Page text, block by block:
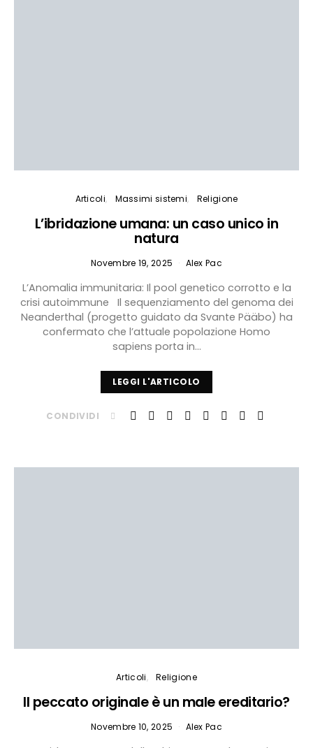
Articoli Massimi sistemi Religione
L’ibridazione umana: un caso unico in
natura
Novembre 19, 2025 Alex Pac
L’Anomalia immunitaria: Il pool genetico corrotto e la
crisi autoimmune Il sequenziamento del genoma dei
Neanderthal (progetto guidato da Svante Pääbo) ha
confermato che l’attuale popolazione Homo
sapiens porta in…
LEGGI L'ARTICOLO
CONDIVIDI
Articoli Religione
Il peccato originale è un male ereditario?
Novembre 10, 2025 Alex Pac